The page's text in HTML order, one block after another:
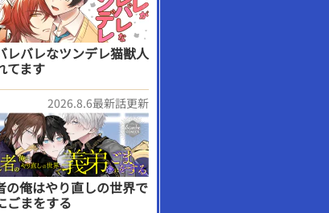
レバレなツンデレ猫獣人
てます
2026.8.6最新話更新
の俺はやり直しの世界で
ごまをする